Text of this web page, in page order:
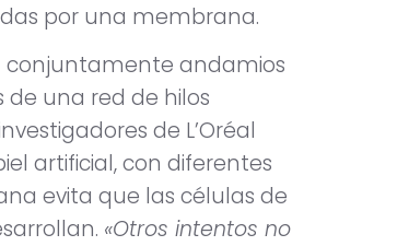
por una membrana.
conjuntamente andamios
una red de hilos
de L’Oréal
artificial, con diferentes
evita que las células de
«Otros intentos no